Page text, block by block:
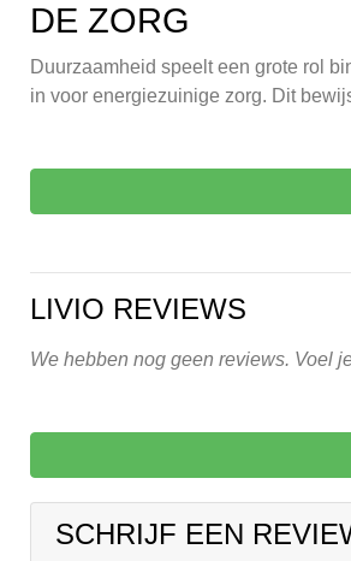
DE ZORG
Duurzaamheid speelt een grote rol
in voor energiezuinige zorg. Dit
LIVIO REVIEWS
We hebben nog geen reviews. Voel
SCHRIJF EEN